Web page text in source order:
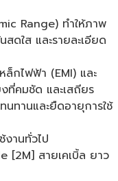
Range) ทำให้ภาพ
ดใส และรายละเอียด
กไฟฟ้า (EMI) และ
ที่คมชัด และเสถียร
านและยืดอายุการใช้
งานทั่วไป
[2M] สายเคเบิ้ล ยาว